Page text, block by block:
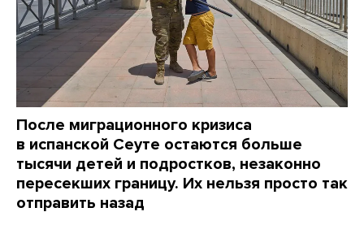
После миграционного кризиса
в испанской Сеуте остаются больше
тысячи детей и подростков, незаконно
пересекших границу. Их нельзя просто так
отправить назад